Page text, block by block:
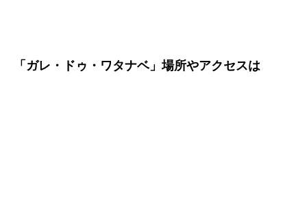
「ガレ・ドゥ・ワタナベ」場所やアクセスは